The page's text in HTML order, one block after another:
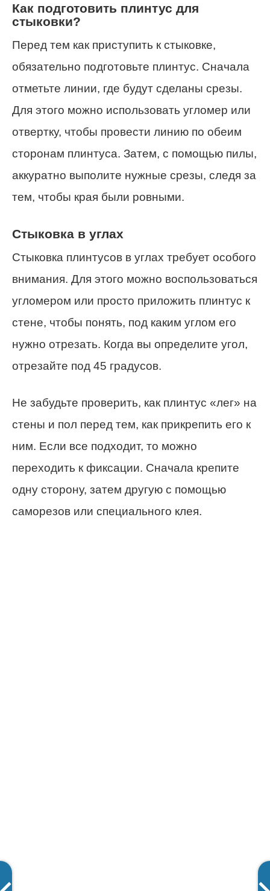
Как подготовить плинтус для
стыковки?
Перед тем как приступить к стыковке,
обязательно подготовьте плинтус. Сначала
отметьте линии, где будут сделаны срезы.
Для этого можно использовать угломер или
отвертку, чтобы провести линию по обеим
сторонам плинтуса. Затем, с помощью пилы,
аккуратно выполите нужные срезы, следя за
тем, чтобы края были ровными.
Стыковка в углах
Стыковка плинтусов в углах требует особого
внимания. Для этого можно воспользоваться
угломером или просто приложить плинтус к
стене, чтобы понять, под каким углом его
нужно отрезать. Когда вы определите угол,
отрезайте под 45 градусов.
Не забудьте проверить, как плинтус «лег» на
стены и пол перед тем, как прикрепить его к
ним. Если все подходит, то можно
переходить к фиксации. Сначала крепите
одну сторону, затем другую с помощью
саморезов или специального клея.